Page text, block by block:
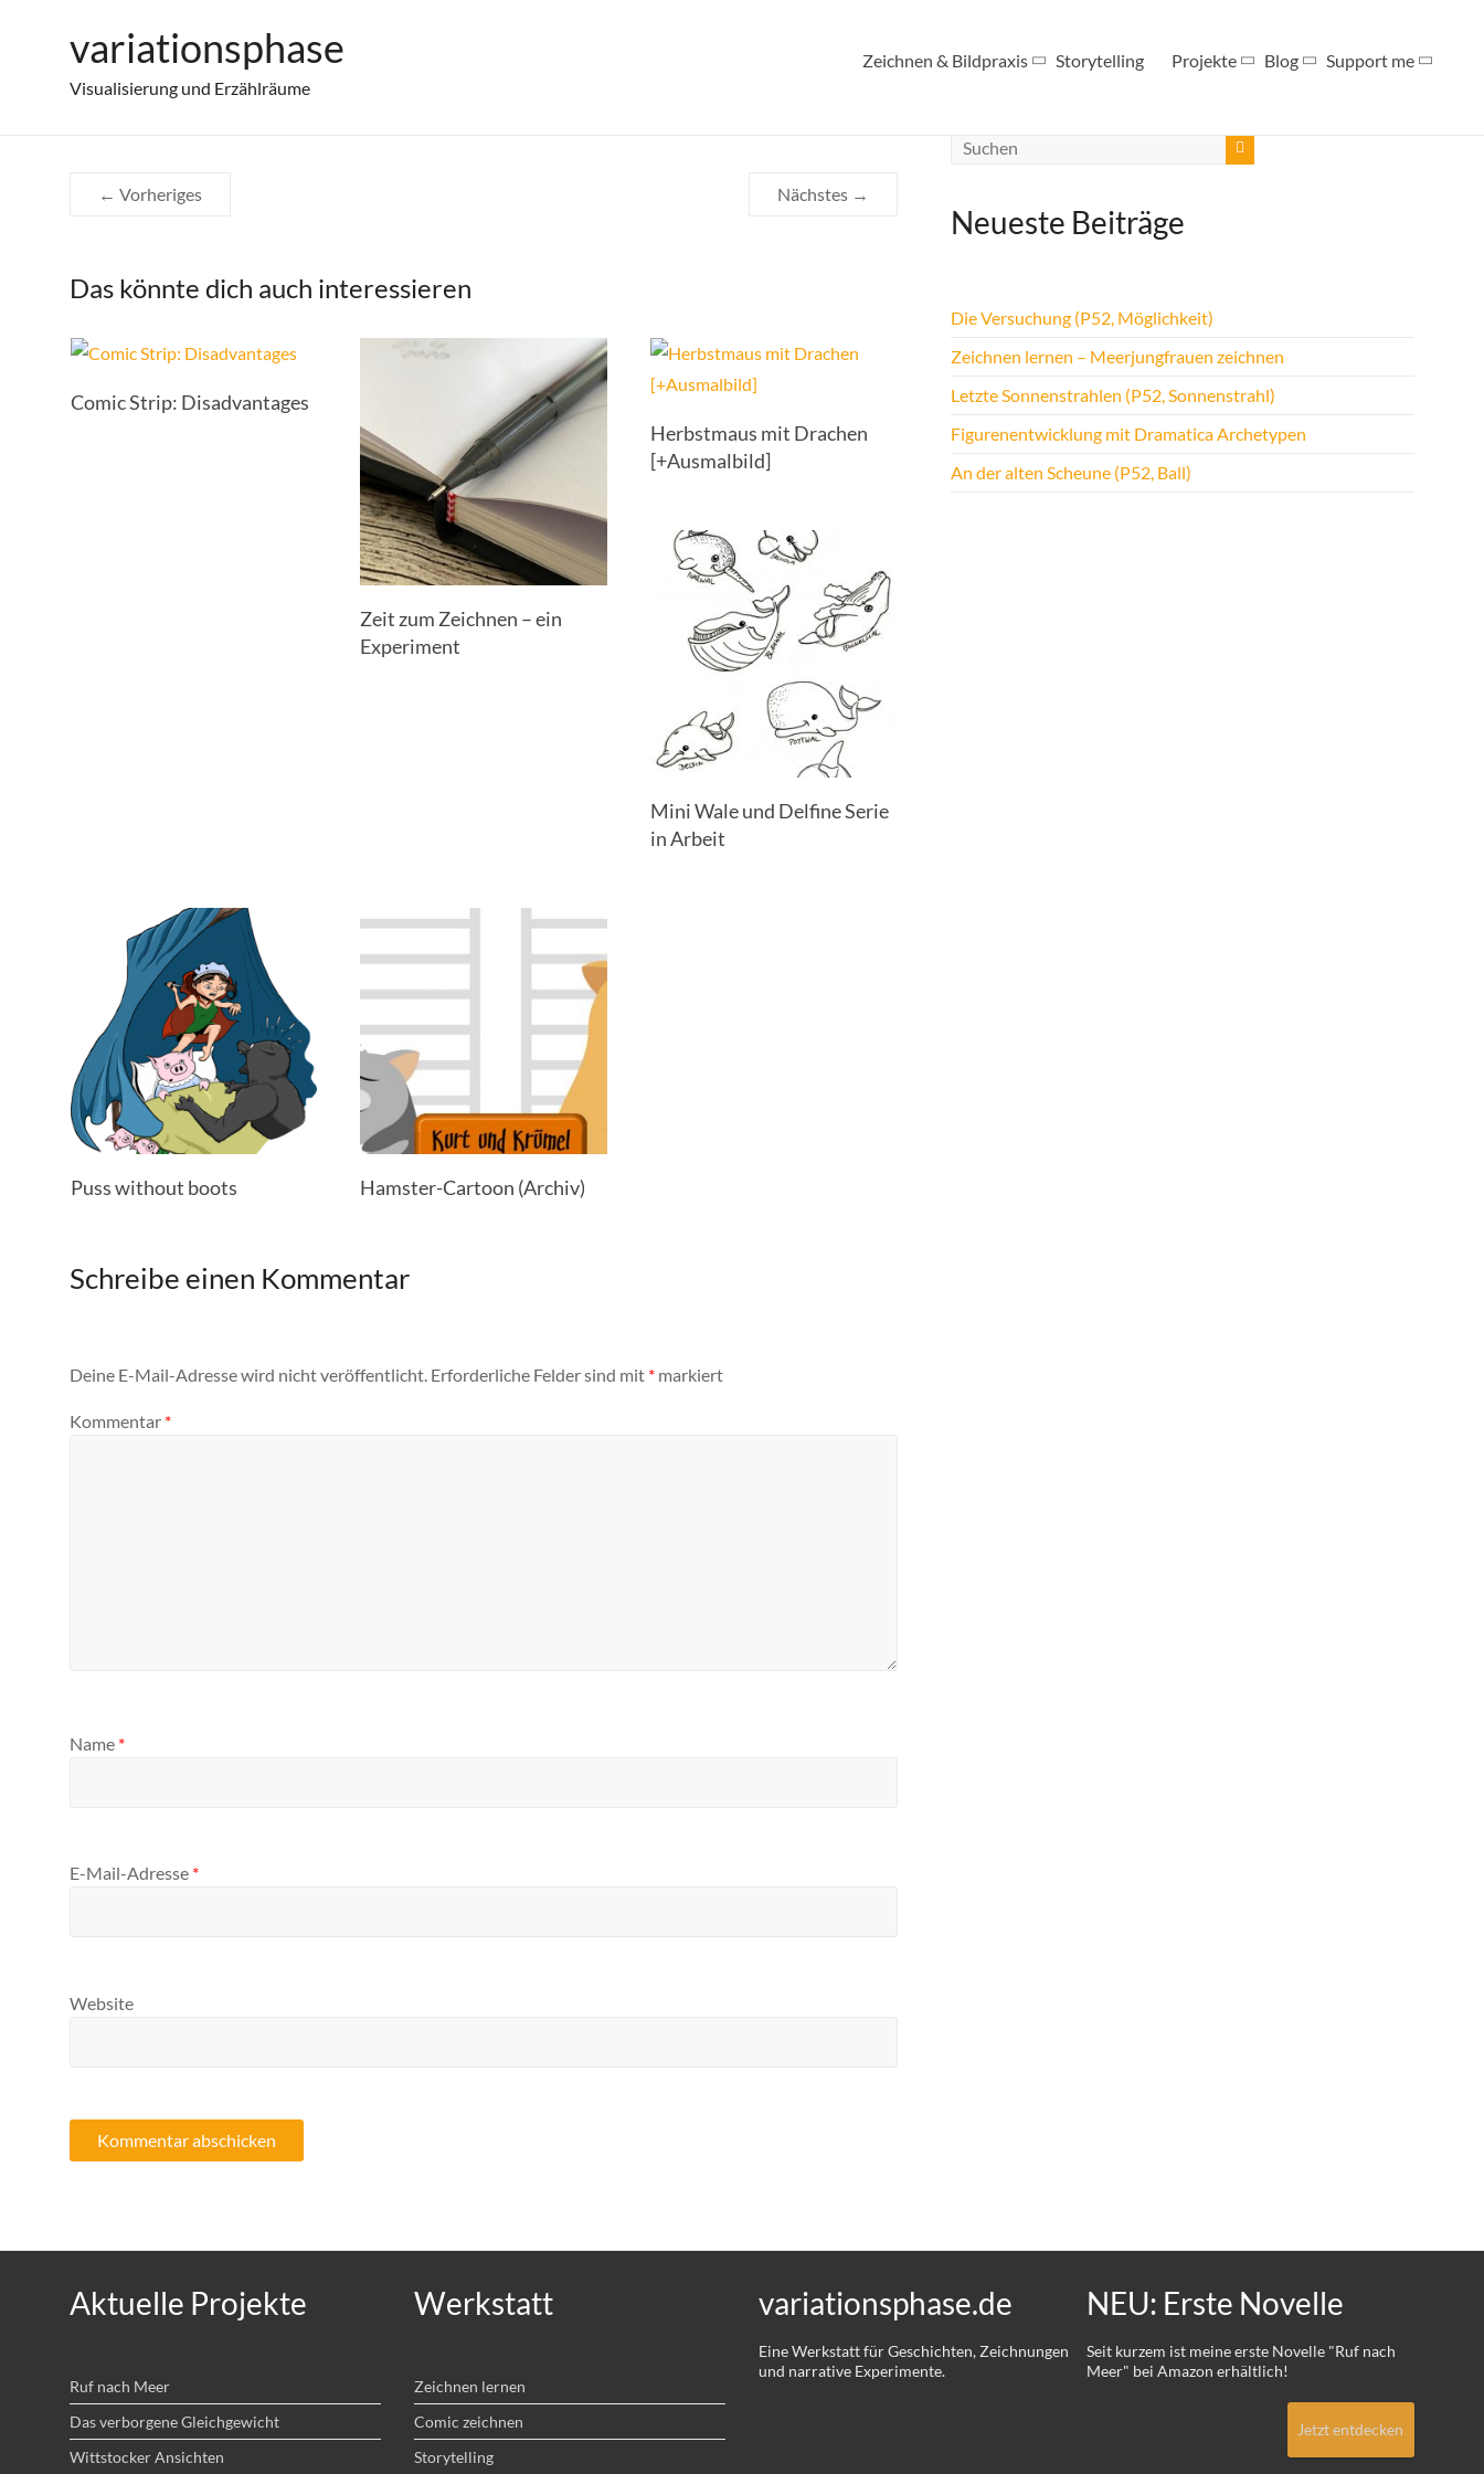
variationsphase
Visualisierung und Erzählräume
Zeichnen & Bildpraxis Storytelling Projekte Blog Support me
2020-08-04_wlm-b2b-etiketten
← Vorheriges Nächstes →
Das könnte dich auch interessieren
Comic Strip: Disadvantages
Zeit zum Zeichnen – ein
Experiment
Herbstmaus mit Drachen
[+Ausmalbild]
Mini Wale und Delfine Serie
in Arbeit
Puss without boots Hamster-Cartoon (Archiv)
Schreibe einen Kommentar
Deine E-Mail-Adresse wird nicht veröffentlicht. Erforderliche Felder sind mit * markiert
Kommentar *
Name *
E-Mail-Adresse *
Website
Neueste Beiträge
Die Versuchung (P52, Möglichkeit)
Zeichnen lernen – Meerjungfrauen zeichnen
Letzte Sonnenstrahlen (P52, Sonnenstrahl)
Figurenentwicklung mit Dramatica Archetypen
An der alten Scheune (P52, Ball)
Aktuelle Projekte
Ruf nach Meer
Das verborgene Gleichgewicht
Wittstocker Ansichten
Werkstatt
Zeichnen lernen
Comic zeichnen
Storytelling
variationsphase.de
Eine Werkstatt für Geschichten, Zeichnungen
und narrative Experimente.
NEU: Erste Novelle
Seit kurzem ist meine erste Novelle "Ruf nach
Meer" bei Amazon erhältlich!
Jetzt entdecken